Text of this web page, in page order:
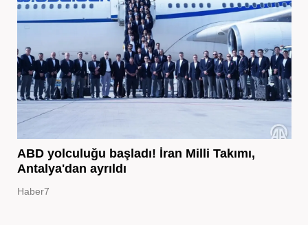
ABD yolculuğu başladı! İran Milli Takımı,
Antalya'dan ayrıldı
Haber7